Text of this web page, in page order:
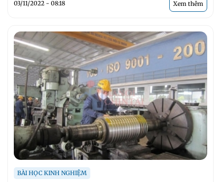
03/11/2022 - 08:18 Xem thêm
BÀI HỌC KINH NGHIỆM